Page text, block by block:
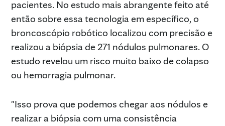
pacientes. No estudo mais abrangente feito até
então sobre essa tecnologia em específico, o
broncoscópio robótico localizou com precisão e
realizou a biópsia de 271 nódulos pulmonares. O
estudo revelou um risco muito baixo de colapso
ou hemorragia pulmonar.
"Isso prova que podemos chegar aos nódulos e
realizar a biópsia com uma consistência